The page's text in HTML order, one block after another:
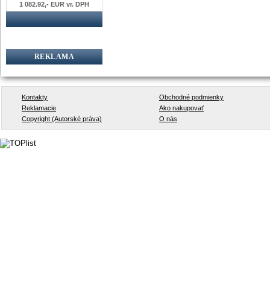
1 082.92,- EUR vr. DPH
REKLAMA
Kontakty
Obchodné podmienky
Reklamacie
Ako nakupovať
Copyright (Autorské práva)
O nás